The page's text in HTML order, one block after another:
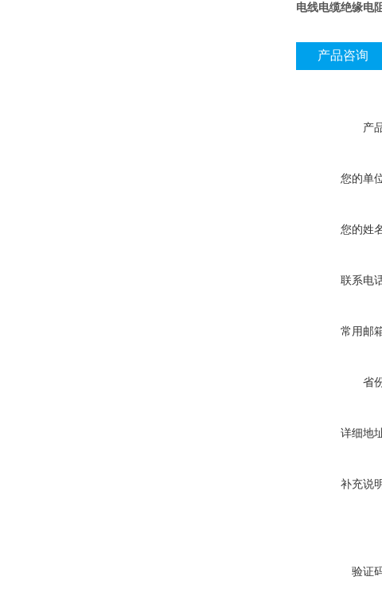
电线电缆绝缘电
产品咨询
产
您的单
您的姓
联系电
常用邮
省
详细地
补充说
验证